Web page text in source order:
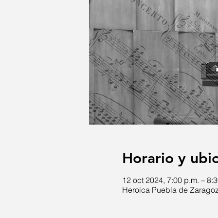
Horario y
12 oct 2024, 7:00 p.m. –
Heroica Puebla de